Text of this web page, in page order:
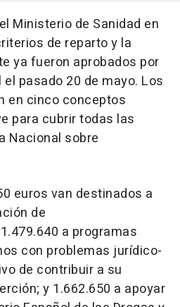
Ministerio de Sanidad en
de reparto y la
ya fueron aprobados por
pasado 20 de mayo. Los
en cinco conceptos
para cubrir todas las
Nacional sobre
euros van destinados a
de
a programas
con problemas jurídico-
de contribuir a su
y 1.662.650 a apoyar